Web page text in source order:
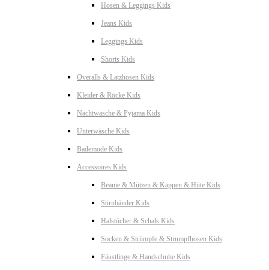
Hosen & Leggings Kids
Jeans Kids
Leggings Kids
Shorts Kids
Overalls & Latzhosen Kids
Kleider & Röcke Kids
Nachtwäsche & Pyjama Kids
Unterwäsche Kids
Bademode Kids
Accessoires Kids
Beanie & Mützen & Kappen & Hüte Kids
Stirnbänder Kids
Halstücher & Schals Kids
Socken & Strümpfe & Strumpfhosen Kids
Fäustlinge & Handschuhe Kids